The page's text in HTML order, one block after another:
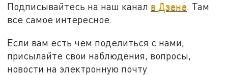
Подписывайтесь на наш канал в Дзене. Там
все самое интересное.
Если вам есть чем поделиться с нами,
присылайте свои наблюдения, вопросы,
новости на электронную почту